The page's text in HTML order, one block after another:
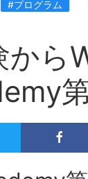
#プログラム
から